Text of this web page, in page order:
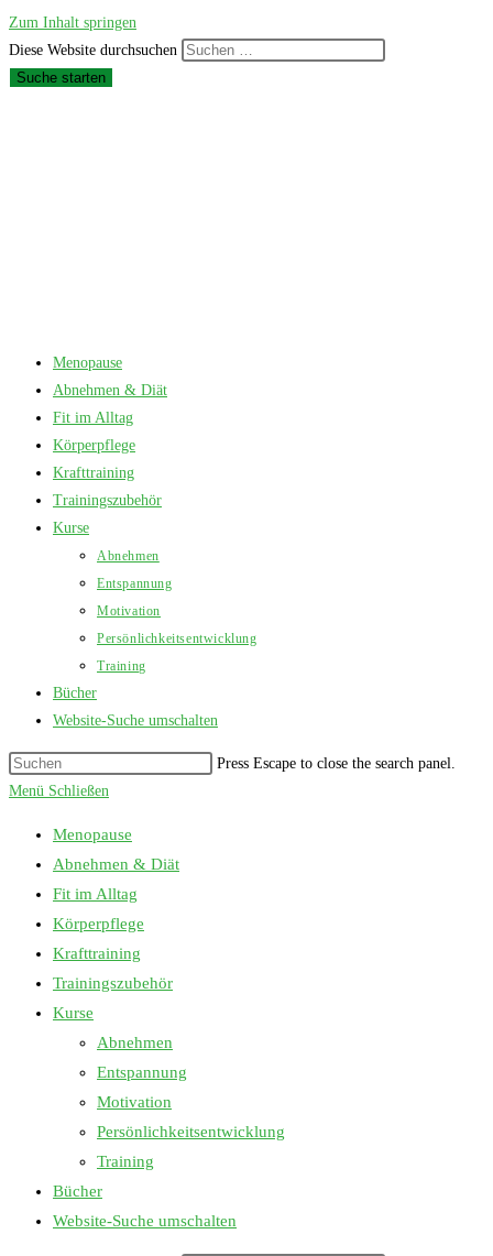
Zum Inhalt springen
Diese Website durchsuchen
Suche starten
Menopause
Abnehmen & Diät
Fit im Alltag
Körperpflege
Krafttraining
Trainingszubehör
Kurse
Abnehmen
Entspannung
Motivation
Persönlichkeitsentwicklung
Training
Bücher
Website-Suche umschalten
Press Escape to close the search panel.
Menü Schließen
Menopause
Abnehmen & Diät
Fit im Alltag
Körperpflege
Krafttraining
Trainingszubehör
Kurse
Abnehmen
Entspannung
Motivation
Persönlichkeitsentwicklung
Training
Bücher
Website-Suche umschalten